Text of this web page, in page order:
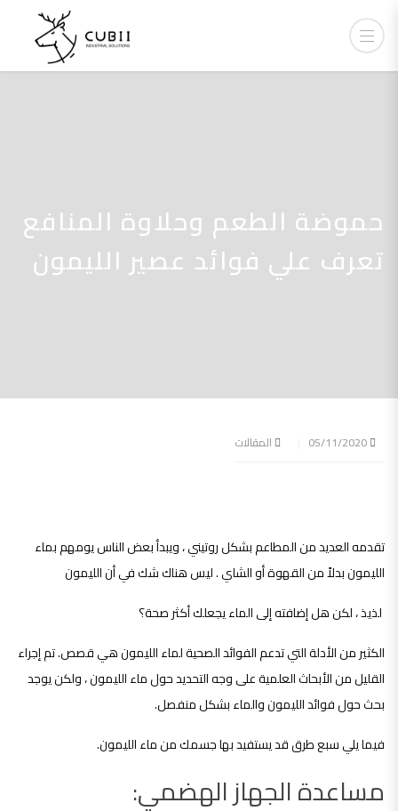
حموضة الطعم وحلاوة المنافع
تعرف علي فوائد عصير الليمون
المقالات
تقدمه العديد من المطاعم بشكل روتيني ، ويبدأ بعض الناس يومهم بماء
الليمون بدلاً من القهوة أو الشاي . ليس هناك شك في أن الليمون
لذيذ ، لكن هل إضافته إلى الماء يجعلك أكثر صحة؟
الكثير من الأدلة التي تدعم الفوائد الصحية لماء الليمون هي قصص. تم إجراء
القليل من الأبحاث العلمية على وجه التحديد حول ماء الليمون ، ولكن يوجد
بحث حول فوائد الليمون والماء بشكل منفصل.
فيما يلي سبع طرق قد يستفيد بها جسمك من ماء الليمون.
مساعدة الجهاز الهضمي: